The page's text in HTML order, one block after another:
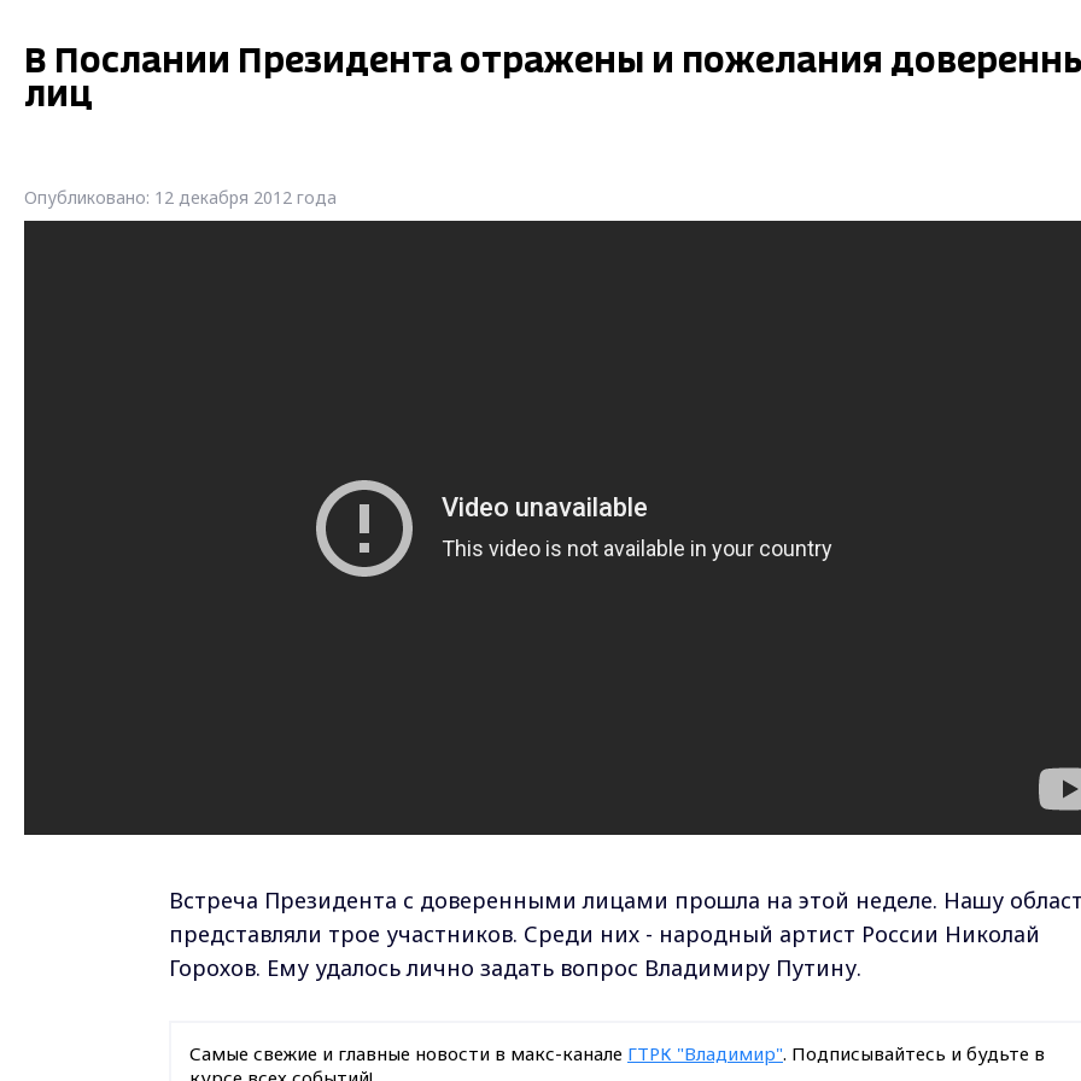
В Послании Президента отражены и пожелания
лиц
Опубликовано: 12 декабря 2012 года
Встреча Президента с доверенными лицами прошла на этой неделе. Нашу
представляли трое участников. Среди них - народный артист России Николай
Горохов. Ему удалось лично задать вопрос Владимиру Путину.
Самые свежие и главные новости в макс-канале ГТРК "Владимир". Подписывайтесь и будьте в